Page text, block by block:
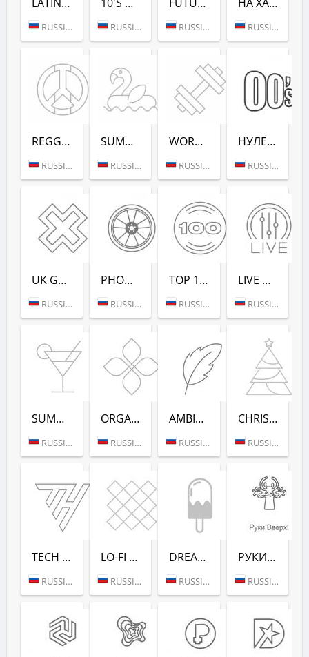
RUSSIA (MOSCOW) RUSSIA (MOSCOW) RUSSIA (MOSCOW) RUSSIA (MOSCOW)
REGGAE - РАДИО РЕКОРД
RUSSIA (MOSCOW)
SUMMER LOUNGE - РАДИО РЕКОРД
RUSSIA (MOSCOW)
WORKOUT - РАДИО РЕКОРД
RUSSIA (MOSCOW)
НУЛЕВЫХ (РАДИО РЕКОРД)
RUSSIA (SAINT PETERSBURG)
UK GARAGE (РАДИО РЕКОРД)
RUSSIA (MOSCOW)
PHONK (РАДИО РЕКОРД)
RUSSIA (MOSCOW)
TOP 100 EDM (РАДИО РЕКОРД)
RUSSIA (MOSCOW)
LIVE DJ-SETS (РАДИО РЕКОРД)
RUSSIA (MOSCOW)
SUMMER DANCE (РАДИО РЕКОРД)
RUSSIA (MOSCOW)
ORGANIC (РАДИО РЕКОРД)
RUSSIA (MOSCOW)
AMBIENT (РАДИО РЕКОРД)
RUSSIA (MOSCOW)
CHRISTMAS (РАДИО РЕКОРД)
RUSSIA (MOSCOW)
TECH HOUSE (РАДИО РЕКОРД)
RUSSIA (MOSCOW)
LO-FI (РАДИО РЕКОРД)
RUSSIA (MOSCOW)
DREAM POP (РАДИО РЕКОРД)
RUSSIA (MOSCOW)
РУКИ ВВЕРХ! (РАДИО РЕКОРД)
RUSSIA (MOSCOW)